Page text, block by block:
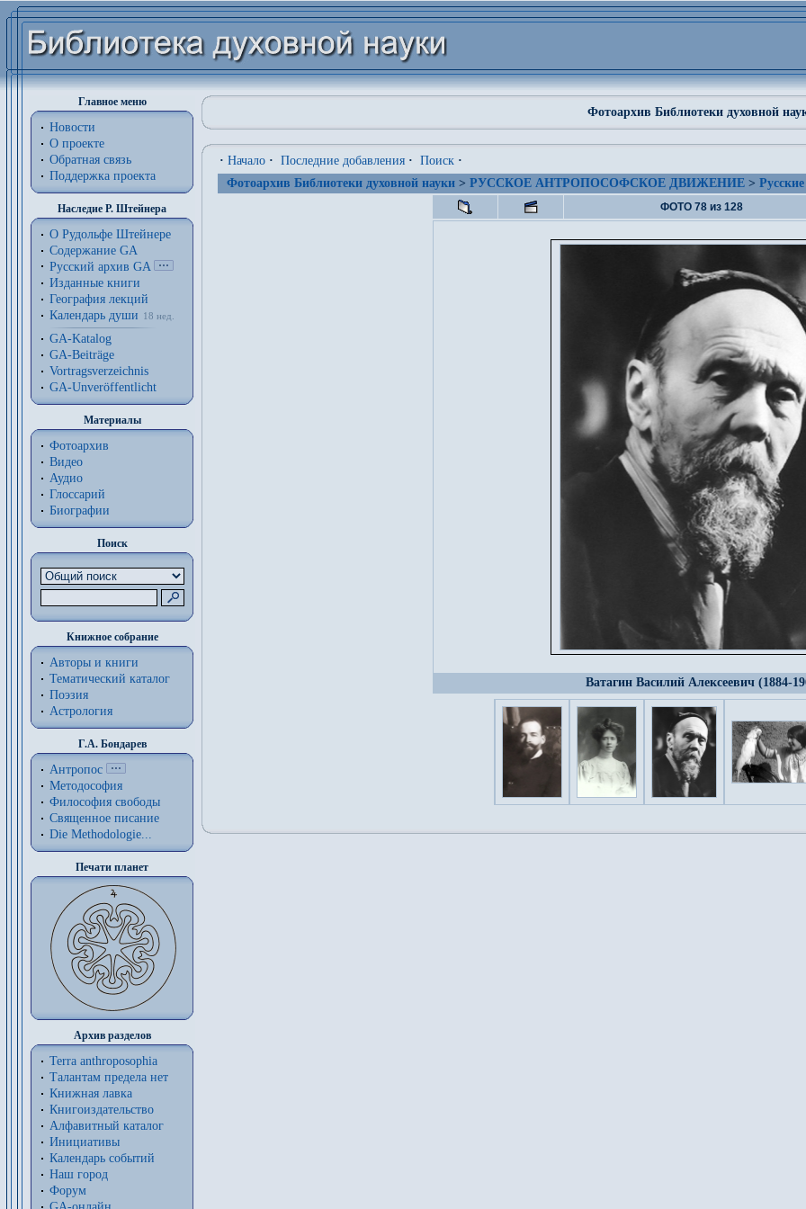
Главное меню
Новости
О проекте
Обратная связь
Поддержка проекта
Наследие Р. Штейнера
О Рудольфе Штейнере
Содержание GA
Русский архив GA
Изданные книги
География лекций
Календарь души
18 нед.
GA-Katalog
GA-Beiträge
Vortragsverzeichnis
GA-Unveröffentlicht
Материалы
Фотоархив
Видео
Аудио
Глоссарий
Биографии
Поиск
Книжное собрание
Авторы и книги
Тематический каталог
Поэзия
Астрология
Г.А. Бондарев
Антропос
Методософия
Философия cвободы
Священное писание
Die Methodologie...
Печати планет
Архив разделов
Terra anthroposophia
Талантам предела нет
Книжная лавка
Книгоиздательство
Алфавитный каталог
Инициативы
Календарь событий
Наш город
Форум
Фотоархив Библиотеки духовной
· Начало · Последние добавления · Поиск ·
Фотоархив Библиотеки духовной науки > РУССКОЕ АНТРОПОСОФСКОЕ ДВИЖЕНИЕ >
ФОТО 78 из 128
Ватагин Василий Алексеевич (1884-